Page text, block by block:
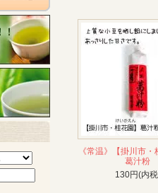
《常温》【掛川市
葛汁粉
130円(内